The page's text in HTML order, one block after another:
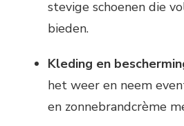
stevige schoenen die
bieden.
Kleding en
het weer en neem
en zonnebrandcrème